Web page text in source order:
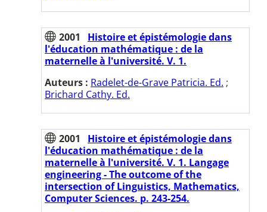
2001
Histoire et épistémologie dans
l'éducation mathématique : de la
maternelle à l'université. V. 1.
Auteurs : Radelet-de-Grave Patricia. Ed. ;
Brichard Cathy. Ed.
2001
Histoire et épistémologie dans
l'éducation mathématique : de la
maternelle à l'université. V. 1. Langage
engineering - The outcome of the
intersection of Linguistics, Mathematics,
Computer Sciences. p. 243-254.